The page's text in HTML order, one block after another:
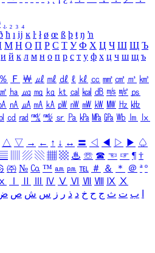
₁ ₂ ₃ ₄
ħ ı ĳ ĸ ŀ ł ø œ ß þ ŧ ŋ ŉ
М Н О П Р С Т У Ф Х Ц Ч Ш Щ Ъ
и й к л м н о п р с т у ф х ц ч ш щ ъ
％ Ｆ ￦ ㎕ ㎖ ㎗ ℓ ㎘ ㏄ ㎣ ㎤ ㎥ ㎦
㏊ ㎍ ㎎ ㎏ ㏏ ㎈ ㎉ ㏈ ㎧ ㎨ ㎰
㎁ ㎂ ㎃ ㎄ ㎺ ㎻ ㎽ ㎾ ㎿ ㎐ ㎑
㏅ ㎭ ㎮ ㎯ ㏛ ㎩ ㎪ ㎫ ㎬ ㏝ ㏐
㏓
△ ▽ → ← ↑ ↓ ↔ 〓 ◁ ◀ ▷ ▶ ♤
▨ ▧ ▦ ▩ ♨ ☏ ☎ ☜ ☞ ¶ †
㈜ № ㏇ ™ ㏂ ㏘ ℡ ＃ ＆ ＊ ＠ ª º
ⅹ Ⅳ Ⅴ Ⅵ Ⅶ Ⅷ Ⅸ Ⅹ
ب ت ث ج ح خ د ذ ر ز س ش ص